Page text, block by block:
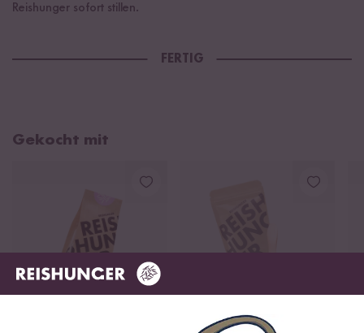
Reishunger sofort stillen.
FERTIG
Gekocht mit
Loading...